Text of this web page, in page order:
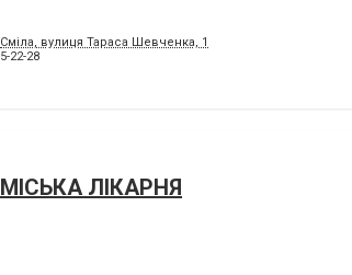
Сміла, вулиця Тараса Шевченка, 1
5-22-28
МІСЬКА ЛІКАРНЯ